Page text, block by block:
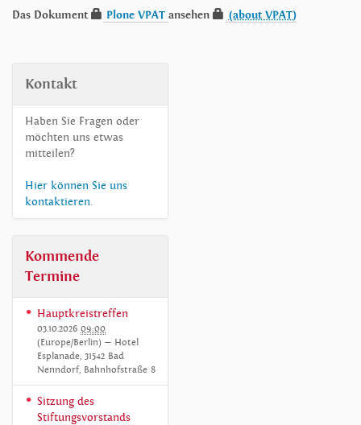
Das Dokument Plone VPATansehen (about VPAT)
Kontakt
Haben Sie Fragen oder
möchten uns etwas
mitteilen?
Hier können Sie uns
kontaktieren.
Kommende
Termine
Hauptkreistreffen
03.10.2026 09:00
(Europe/Berlin) — Hotel
Esplanade, 31542 Bad
Nenndorf, Bahnhofstraße 8
Sitzung des
Stiftungsvorstands